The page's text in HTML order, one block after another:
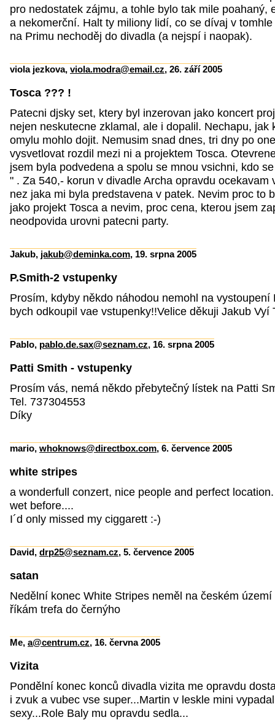
pro nedostatek zájmu, a tohle bylo tak mile poahaný,
a nekomerční. Halt ty miliony lidí, co se dívaj v
na Primu nechoděj do divadla (a nejspí i naopak).
viola jezkova, viola.modra@email.cz, 26. září 2005
Tosca ??? !
Patecni djsky set, ktery byl inzerovan jako koncert
nejen neskutecne zklamal, ale i dopalil. Nechapu, jak
omylu mohlo dojit. Nemusim snad dnes, tri dny po
vysvetlovat rozdil mezi ni a projektem Tosca.
jsem byla podvedena a spolu se mnou vsichni, kdo
" . Za 540,- korun v divadle Archa opravdu ocekavam
nez jaka mi byla predstavena v patek. Nevim proc to
jako projekt Tosca a nevim, proc cena, kterou jsem
neodpovida urovni patecni party.
Jakub, jakub@deminka.com, 19. srpna 2005
P.Smith-2 vstupenky
Prosím, kdyby někdo náhodou nemohl na vystoupení
bych odkoupil vae vstupenky!!Velice děkuji Jakub
Pablo, pablo.de.sax@seznam.cz, 16. srpna 2005
Patti Smith - vstupenky
Prosím vás, nemá někdo přebytečný lístek na Patti
Tel. 737304553
Díky
mario, whoknows@directbox.com, 6. července 2005
white stripes
a wonderfull conzert, nice people and perfect
wet before....
I´d only missed my ciggarett :-)
David, drp25@seznam.cz, 5. července 2005
satan
Nedělní konec White Stripes neměl na českém území
říkám trefa do černýho
Me, a@centrum.cz, 16. června 2005
Vizita
Pondělní konec konců divadla vizita me opravdu
i zvuk a vubec vse super...Martin v leskle mini
sexy...Role Baly mu opravdu sedla...